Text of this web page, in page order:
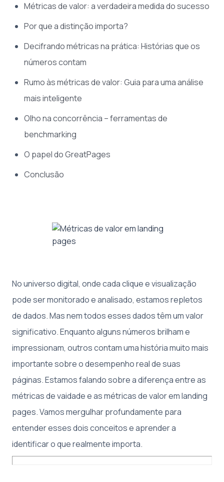
Métricas de valor: a verdadeira medida do sucesso
Por que a distinção importa?
Decifrando métricas na prática: Histórias que os
números contam
Rumo às métricas de valor: Guia para uma análise
mais inteligente
Olho na concorrência – ferramentas de
benchmarking
O papel do GreatPages
Conclusão
No universo digital, onde cada clique e visualização
pode ser monitorado e analisado, estamos repletos
de dados. Mas nem todos esses dados têm um valor
significativo. Enquanto alguns números brilham e
impressionam, outros contam uma história muito mais
importante sobre o desempenho real de suas
páginas. Estamos falando sobre a diferença entre as
métricas de vaidade e as métricas de valor em landing
pages. Vamos mergulhar profundamente para
entender esses dois conceitos e aprender a
identificar o que realmente importa.